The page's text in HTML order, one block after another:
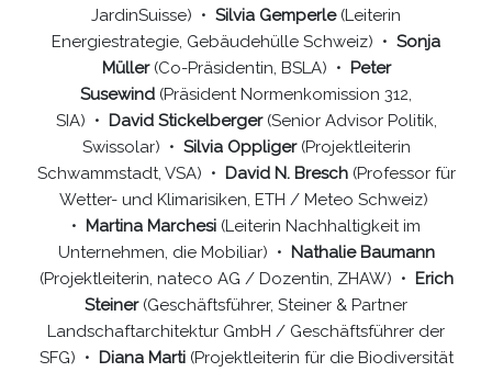
JardinSuisse) • Silvia Gemperle (Leiterin
Energiestrategie, Gebäudehülle Schweiz) • Sonja
Müller (Co-Präsidentin, BSLA) • Peter
Susewind (Präsident Normenkomission 312,
SIA) • David Stickelberger (Senior Advisor Politik,
Swissolar) • Silvia Oppliger (Projektleiterin
Schwammstadt, VSA) • David N. Bresch (Professor für
Wetter- und Klimarisiken, ETH / Meteo Schweiz)
• Martina Marchesi (Leiterin Nachhaltigkeit im
Unternehmen, die Mobiliar) • Nathalie Baumann
(Projektleiterin, nateco AG / Dozentin, ZHAW) • Erich
Steiner(Geschäftsführer, Steiner & Partner
Landschaftarchitektur GmbH / Geschäftsführer der
SFG) • Diana Marti(Projektleiterin für die Biodiversität